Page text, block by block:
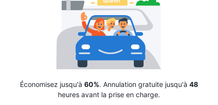
Économisez jusqu'à 60%. Annulation gratuite jusqu'à 48
heures avant la prise en charge.